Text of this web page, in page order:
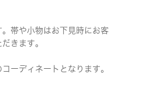
帯や小物はお下見時にお客
きます。
ーディネートとなります。